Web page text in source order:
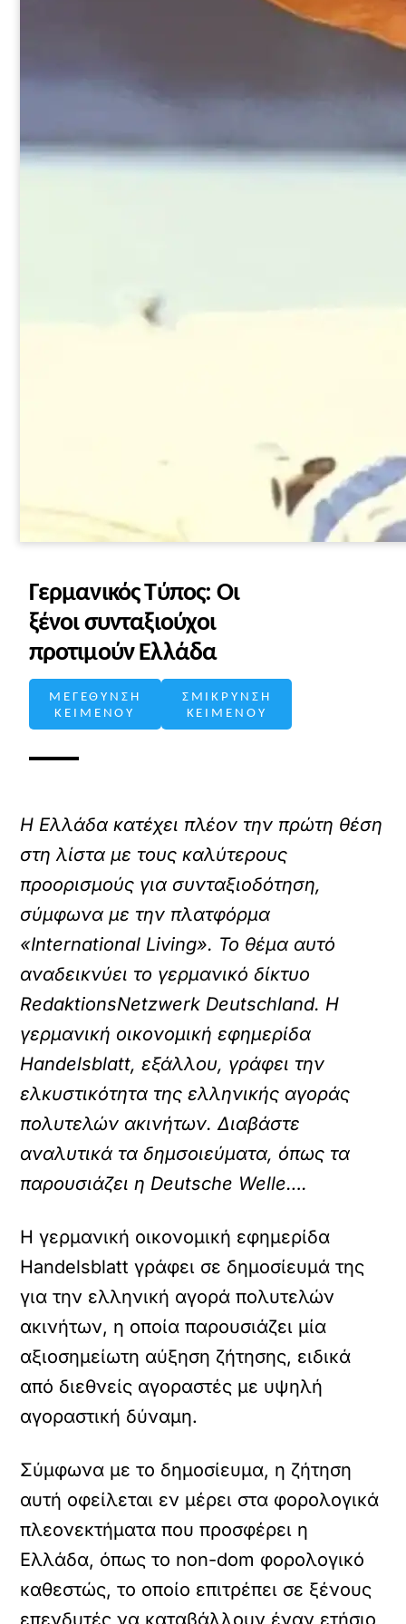
Γερμανικός Τύπος: Οι
ξένοι συνταξιούχοι
προτιμούν Ελλάδα
ΜΕΓΕΘΥΝΣΗ
ΚΕΙΜΕΝΟΥ
ΣΜΙΚΡΥΝΣΗ
ΚΕΙΜΕΝΟΥ
Η Ελλάδα κατέχει πλέον την πρώτη θέση
στη λίστα με τους καλύτερους
προορισμούς για συνταξιοδότηση,
σύμφωνα με την πλατφόρμα
«International Living». Το θέμα αυτό
αναδεικνύει το γερμανικό δίκτυο
RedaktionsNetzwerk Deutschland. Η
γερμανική οικονομική εφημερίδα
Handelsblatt, εξάλλου, γράφει την
ελκυστικότητα της ελληνικής αγοράς
πολυτελών ακινήτων. Διαβάστε
αναλυτικά τα δημσοιεύματα, όπως τα
παρουσιάζει η Deutsche Welle….
Η γερμανική οικονομική εφημερίδα
Handelsblatt γράφει σε δημοσίευμά της
για την ελληνική αγορά πολυτελών
ακινήτων, η οποία παρουσιάζει μία
αξιοσημείωτη αύξηση ζήτησης, ειδικά
από διεθνείς αγοραστές με υψηλή
αγοραστική δύναμη.
Σύμφωνα με το δημοσίευμα, η ζήτηση
αυτή οφείλεται εν μέρει στα φορολογικά
πλεονεκτήματα που προσφέρει η
Ελλάδα, όπως το non-dom φορολογικό
καθεστώς, το οποίο επιτρέπει σε ξένους
επενδυτές να καταβάλλουν έναν ετήσιο